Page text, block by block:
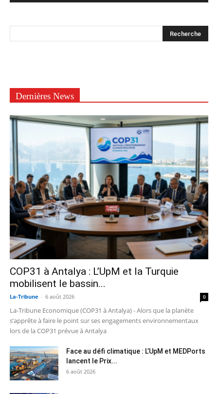
Dernières News
COP31 à Antalya : L’UpM et la Turquie
mobilisent le bassin...
La-Tribune - 6 août 2026 0
La-Tribune Economique (COP31 à Antalya) - Alors que la planète
s’apprête à faire le point sur ses engagements environnementaux
lors de la COP31 prévue à Antalya
Face au défi climatique : L’UpM et MEDPorts
lancent le Prix...
6 août 2026